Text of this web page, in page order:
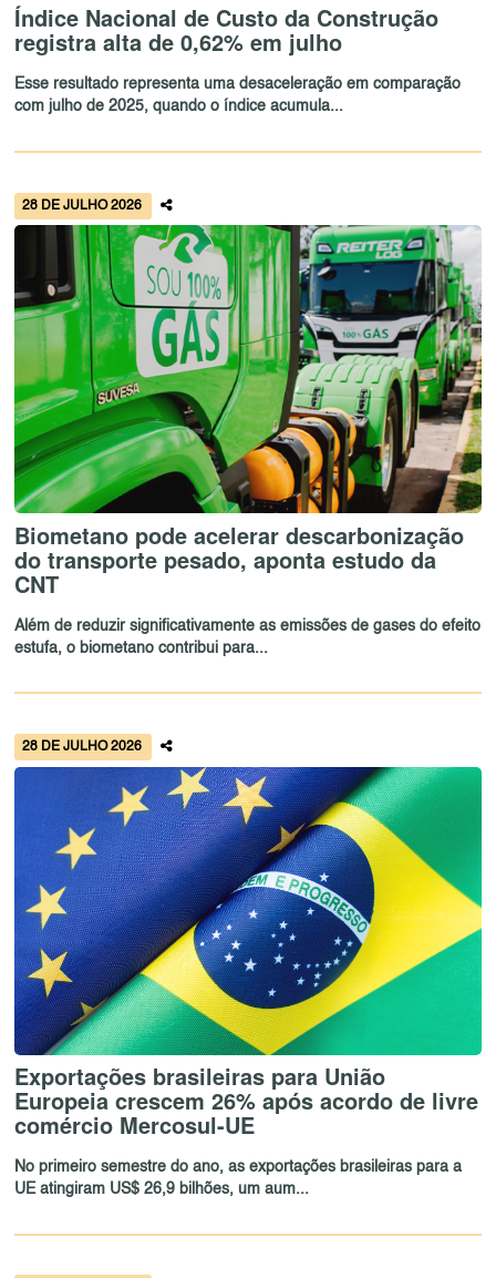
Índice Nacional de Custo da Construção
registra alta de 0,62% em julho
Esse resultado representa uma desaceleração em comparação
com julho de 2025, quando o índice acumula...
28 DE JULHO 2026
Biometano pode acelerar descarbonização
do transporte pesado, aponta estudo da
CNT
Além de reduzir significativamente as emissões de gases do efeito
estufa, o biometano contribui para...
28 DE JULHO 2026
Exportações brasileiras para União
Europeia crescem 26% após acordo de livre
comércio Mercosul-UE
No primeiro semestre do ano, as exportações brasileiras para a
UE atingiram US$ 26,9 bilhões, um aum...